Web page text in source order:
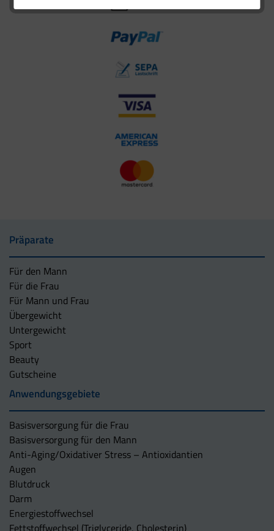
Präparate
Für den Mann
Für die Frau
Für Mann und Frau
Übergewicht
Untergewicht
Sport
Beauty
Gutscheine
Anwendungsgebiete
Basisversorgung für die Frau
Basisversorgung für den Mann
Anti-Aging/Oxidativer Stress – Antioxidantien
Augen
Blutdruck
Darm
Energiestoffwechsel
Fettstoffwechsel (Triglyceride, Cholesterin)